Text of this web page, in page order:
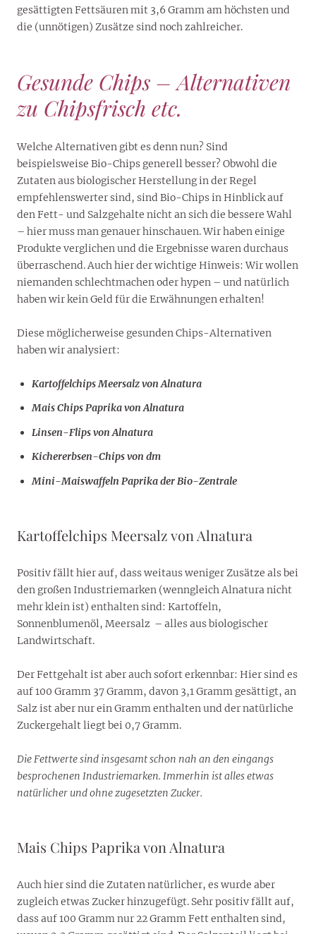
gesättigten Fettsäuren mit 3,6 Gramm am höchsten und
die (unnötigen) Zusätze sind noch zahlreicher.
Gesunde Chips – Alternativen
zu Chipsfrisch etc.
Welche Alternativen gibt es denn nun? Sind
beispielsweise Bio-Chips generell besser? Obwohl die
Zutaten aus biologischer Herstellung in der Regel
empfehlenswerter sind, sind Bio-Chips in Hinblick auf
den Fett- und Salzgehalte nicht an sich die bessere Wahl
– hier muss man genauer hinschauen. Wir haben einige
Produkte verglichen und die Ergebnisse waren durchaus
überraschend. Auch hier der wichtige Hinweis: Wir wollen
niemanden schlechtmachen oder hypen – und natürlich
haben wir kein Geld für die Erwähnungen erhalten!
Diese möglicherweise gesunden Chips-Alternativen
haben wir analysiert:
Kartoffelchips Meersalz von Alnatura
Mais Chips Paprika von Alnatura
Linsen-Flips von Alnatura
Kichererbsen-Chips von dm
Mini-Maiswaffeln Paprika der Bio-Zentrale
Kartoffelchips Meersalz von Alnatura
Positiv fällt hier auf, dass weitaus weniger Zusätze als bei
den großen Industriemarken (wenngleich Alnatura nicht
mehr klein ist) enthalten sind: Kartoffeln,
Sonnenblumenöl, Meersalz – alles aus biologischer
Landwirtschaft.
Der Fettgehalt ist aber auch sofort erkennbar: Hier sind es
auf 100 Gramm 37 Gramm, davon 3,1 Gramm gesättigt, an
Salz ist aber nur ein Gramm enthalten und der natürliche
Zuckergehalt liegt bei 0,7 Gramm.
Die Fettwerte sind insgesamt schon nah an den eingangs
besprochenen Industriemarken. Immerhin ist alles etwas
natürlicher und ohne zugesetzten Zucker.
Mais Chips Paprika von Alnatura
Auch hier sind die Zutaten natürlicher, es wurde aber
zugleich etwas Zucker hinzugefügt. Sehr positiv fällt auf,
dass auf 100 Gramm nur 22 Gramm Fett enthalten sind,